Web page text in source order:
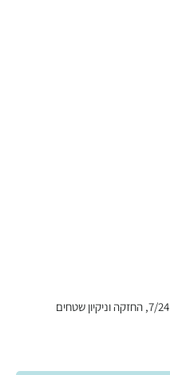
שומר בלובי, חשמל מיזוג צ'לרים, גישה 7/24, החזקה וניקיון שטחים